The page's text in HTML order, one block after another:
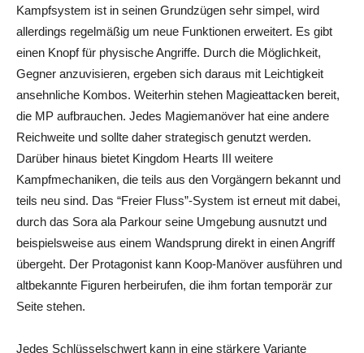
Kampfsystem ist in seinen Grundzügen sehr simpel, wird
allerdings regelmäßig um neue Funktionen erweitert. Es gibt
einen Knopf für physische Angriffe. Durch die Möglichkeit,
Gegner anzuvisieren, ergeben sich daraus mit Leichtigkeit
ansehnliche Kombos. Weiterhin stehen Magieattacken bereit,
die MP aufbrauchen. Jedes Magiemanöver hat eine andere
Reichweite und sollte daher strategisch genutzt werden.
Darüber hinaus bietet Kingdom Hearts III weitere
Kampfmechaniken, die teils aus den Vorgängern bekannt und
teils neu sind. Das “Freier Fluss”-System ist erneut mit dabei,
durch das Sora ala Parkour seine Umgebung ausnutzt und
beispielsweise aus einem Wandsprung direkt in einen Angriff
übergeht. Der Protagonist kann Koop-Manöver ausführen und
altbekannte Figuren herbeirufen, die ihm fortan temporär zur
Seite stehen.
Jedes Schlüsselschwert kann in eine stärkere Variante